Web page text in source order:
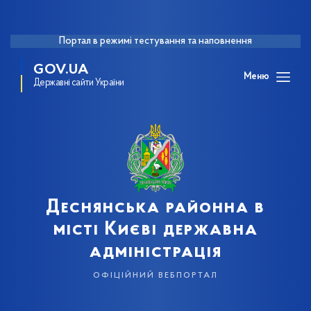
Портал в режимі тестування та наповнення
GOV.UA
Державні сайти України
Меню
Деснянська районна в
місті Києві державна
адміністрація
офіційний вебпортал